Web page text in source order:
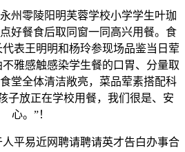
零陵阳明芙蓉学校小学学生叶珈
好餐食后取同窗一同高兴用餐。食
表王明明和杨玲参现场品鉴当日荤
雅感触感染学生餐的口胃、分量取
堂全体清洁敞亮，菜品荤素搭配科
子放正在学校用餐，我们很是、安
心。”！
易近网聘请聘请英才告白办事合